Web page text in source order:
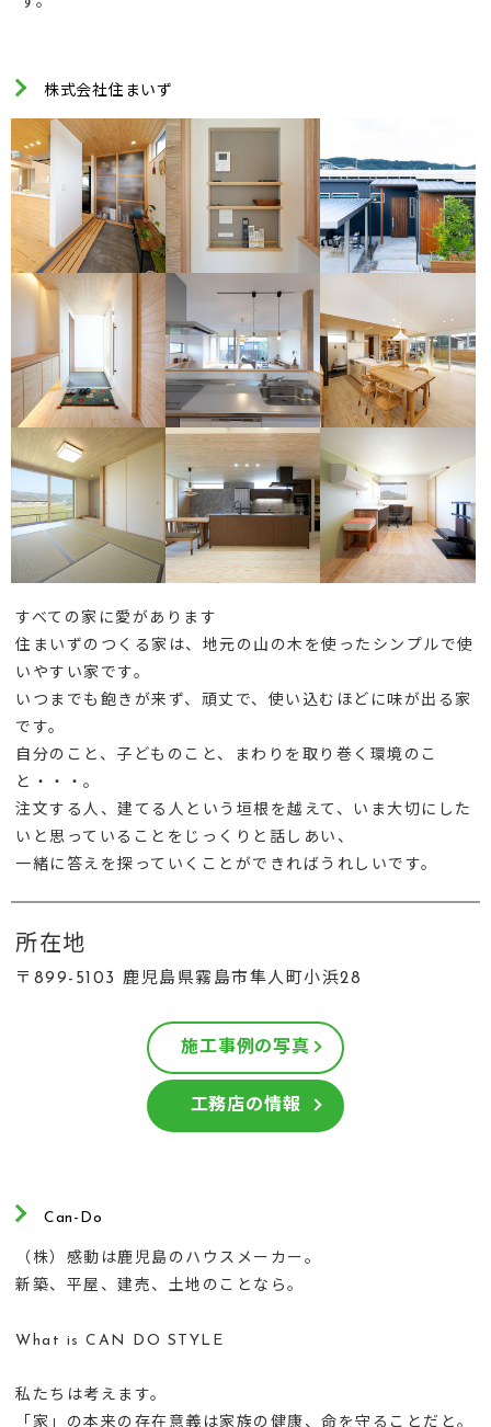
株式会社住まいず
すべての家に愛があります
住まいずのつくる家は、地元の山の木を使ったシンプルで使
いやすい家です。
いつまでも飽きが来ず、頑丈で、使い込むほどに味が出る家
です。
自分のこと、子どものこと、まわりを取り巻く環境のこ
と・・・。
注文する人、建てる人という垣根を越えて、いま大切にした
いと思っていることをじっくりと話しあい、
一緒に答えを探っていくことができればうれしいです。
所在地
〒899-5103 鹿児島県霧島市隼人町小浜28
施工事例の写真
工務店の情報
Can-Do
（株）感動は鹿児島のハウスメーカー。
新築、平屋、建売、土地のことなら。
What is CAN DO STYLE
私たちは考えます。
「家」の本来の存在意義は家族の健康、命を守ることだと。